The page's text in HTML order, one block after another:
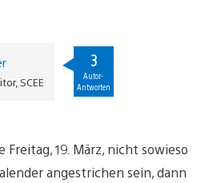
SCEE
3
Autor-
Antworten
19. März, nicht sowieso
angestrichen sein, dann